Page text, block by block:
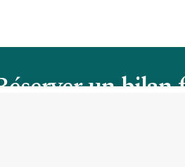
un bilan